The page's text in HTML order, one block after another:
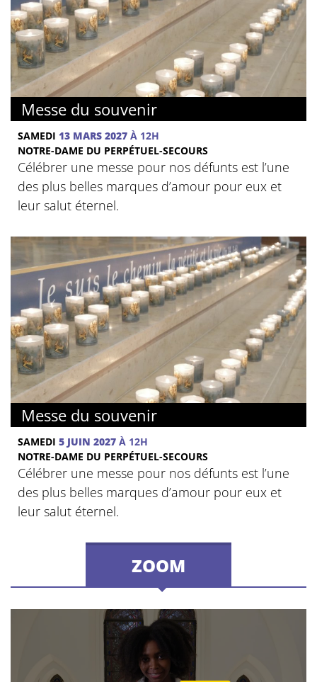
Messe du souvenir
SAMEDI 13 MARS 2027 À 12H
NOTRE-DAME DU PERPÉTUEL-SECOURS
Célébrer une messe pour nos défunts est l’une
des plus belles marques d’amour pour eux et
leur salut éternel.
Messe du souvenir
SAMEDI 5 JUIN 2027 À 12H
NOTRE-DAME DU PERPÉTUEL-SECOURS
Célébrer une messe pour nos défunts est l’une
des plus belles marques d’amour pour eux et
leur salut éternel.
ZOOM